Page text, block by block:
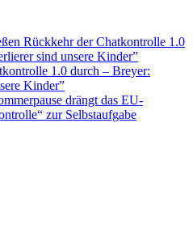
Rückkehr der Chatkontrolle 1.0
sind unsere Kinder”
1.0 durch – Breyer:
Kinder”
drängt das EU-
zur Selbstaufgabe